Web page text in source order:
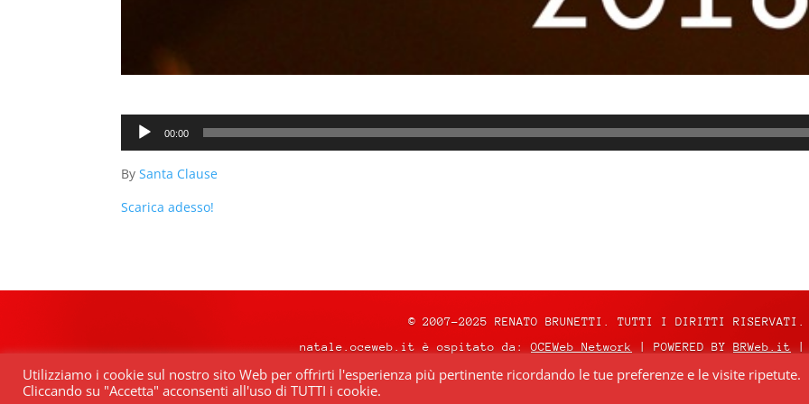
Audio
Player
00:00
BySanta Clause
Scarica adesso!
© 2007-2025 RENATO BRUNETTI. TUTTI I DIRITTI RISERVATI.
natale.oceweb.it è ospitato da:OCEWeb Network | POWERED BY BRWeb.it
Creative Commons Attribuzione – Non commerciale –
Utilizziamo i cookie sul nostro sito Web per offrirti l'esperienza più pertinente ricordando le tue preferenze e le visite ripetute.
Cliccando su "Accetta" acconsenti all'uso di TUTTI i cookie.